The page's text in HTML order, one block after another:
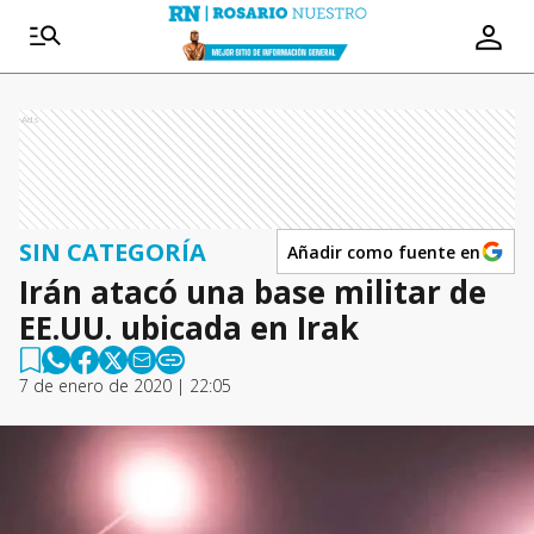
Ads
SIN CATEGORÍA Añadir como fuente en
Irán atacó una base militar de
EE.UU. ubicada en Irak
7 de enero de 2020 | 22:05